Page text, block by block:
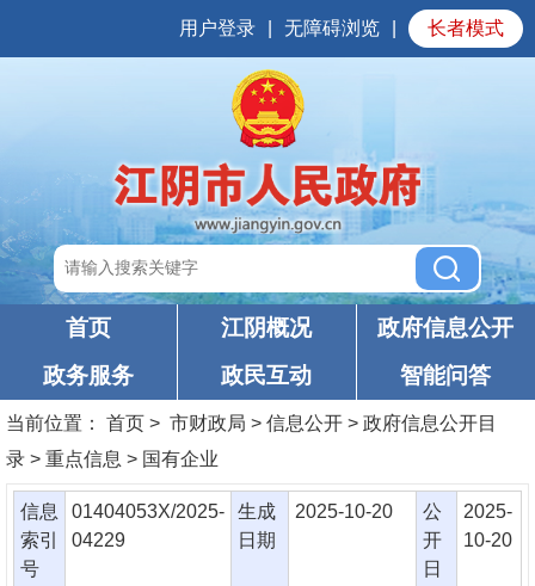
用户登录 无障碍浏览 长者模式
首页 江阴概况
政府信息公开
政务服务
政民互动 智能问答
当前位置： 首页 > 市财政局 > 信息公开 > 政府信息公开目
录 > 重点信息 > 国有企业
信息
索引
号
01404053X/2025-
04229
生成
日期
2025-10-20
公
开
日
2025-
10-20